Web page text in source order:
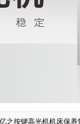
之按键高光机机床保养